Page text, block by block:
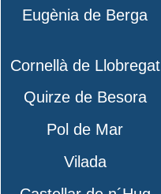
Eugènia de Berga
Cornellà de Llobregat
Quirze de Besora
Pol de Mar
Vilada